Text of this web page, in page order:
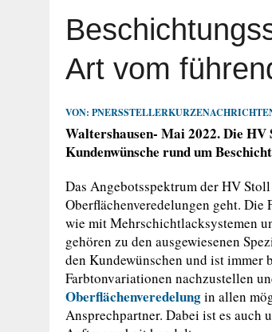
MAI 18, 2026 KUNDENBINDUNG IM
Art vom
VON:
Waltershausen- Mai 2022. Die
Kundenwünsche rund um
Das Angebotsspektrum der HV
Oberflächenveredelungen geht.
wie mit Mehrschichtlacksystemen
gehören zu den ausgewiesenen
den Kundewünschen und ist immer
Farbtonvariationen nachzustellen
Oberflächenveredelungin allen
Ansprechpartner. Dabei ist es auch